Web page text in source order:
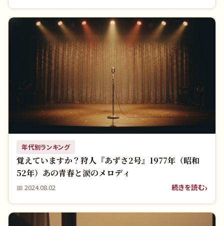
年代別ランキング
覚えていますか？狩人『あずさ2号』1977年（昭和
52年）あの青春と涙のメロディ
📅 2024.08.02 続きを読む